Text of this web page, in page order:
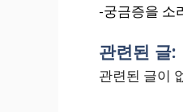
-궁금증을 소
관련된 글:
관련된 글이